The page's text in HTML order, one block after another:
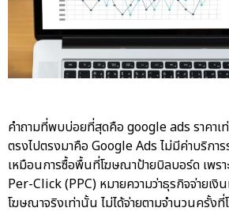
คำถามที่พบบ่อยที่สุดคือ google ads ราคาเ
ตรงไปตรงมาคือ Google Ads ไม่มีค่าบริกา
เหมือนการซื้อพื้นที่โฆษณาป้ายบิลบอร์ด เพร
Per-Click (PPC) หมายความว่าธุรกิจจ่ายเงิ
โฆษณาจริงเท่านั้น ไม่ได้จ่ายตามจำนวนครั้ง